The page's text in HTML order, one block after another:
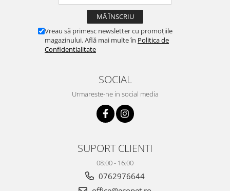
Vreau să primesc newsletter cu promoțiile
magazinului. Află mai multe în Politica de
Confidentialitate
SOCIAL
Urmareste-ne in social media
SUPORT CLIENTI
08:00 - 16:00
0762976644